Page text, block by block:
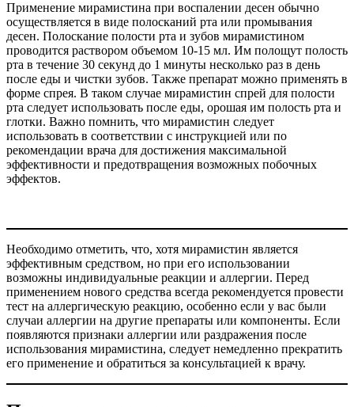
Применение мирамистина при воспалении десен обычно
осуществляется в виде полосканий рта или промывания
десен. Полоскание полости рта и зубов мирамистином
проводится раствором объемом 10-15 мл. Им полощут полость
рта в течение 30 секунд до 1 минуты несколько раз в день
после еды и чистки зубов. Также препарат можно применять в
форме спрея. В таком случае мирамистин спрей для полости
рта следует использовать после еды, орошая им полость рта и
глотки. Важно помнить, что мирамистин следует
использовать в соответствии с инструкцией или по
рекомендации врача для достижения максимальной
эффективности и предотвращения возможных побочных
эффектов.
Необходимо отметить, что, хотя мирамистин является
эффективным средством, но при его использовании
возможны индивидуальные реакции и аллергии. Перед
применением нового средства всегда рекомендуется провести
тест на аллергическую реакцию, особенно если у вас были
случаи аллергии на другие препараты или компоненты. Если
появляются признаки аллергии или раздражения после
использования мирамистина, следует немедленно прекратить
его применение и обратиться за консультацией к врачу.